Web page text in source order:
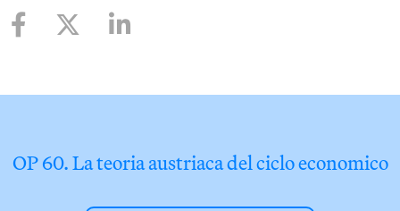
OP 60. La teoria austriaca del ciclo economico